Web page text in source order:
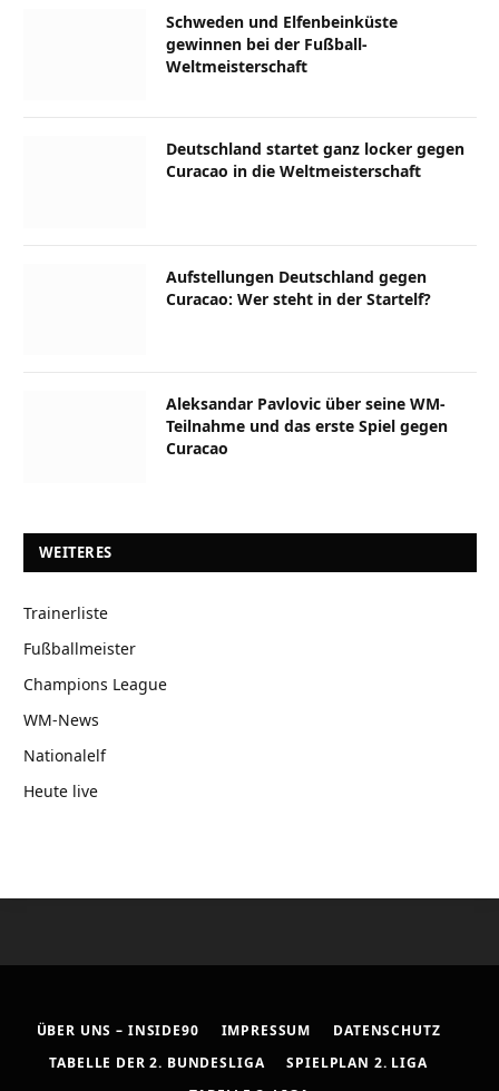
Schweden und Elfenbeinküste
gewinnen bei der Fußball-
Weltmeisterschaft
Deutschland startet ganz locker gegen
Curacao in die Weltmeisterschaft
Aufstellungen Deutschland gegen
Curacao: Wer steht in der Startelf?
Aleksandar Pavlovic über seine WM-
Teilnahme und das erste Spiel gegen
Curacao
WEITERES
Trainerliste
Fußballmeister
Champions League
WM-News
Nationalelf
Heute live
ÜBER UNS – INSIDE90 IMPRESSUM
DATENSCHUTZ
TABELLE DER 2. BUNDESLIGA
SPIELPLAN 2. LIGA